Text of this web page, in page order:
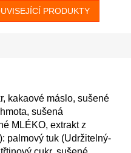
PRODUKTY
kakaové máslo, sušené
sušená
MLÉKO, extrakt z
palmový tuk (Udržitelný-